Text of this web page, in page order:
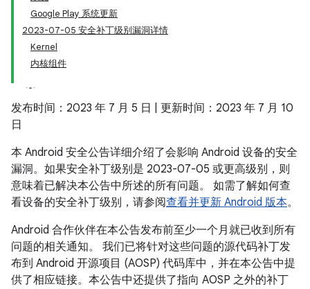
Google Play 系统更新
2023-07-05 安全补丁级别漏洞详情
Kernel
内核组件
发布时间：2023 年 7 月 5 日 | 更新时间：2023 年 7 月 10
日
本 Android 安全公告详细介绍了会影响 Android 设备的安全
漏洞。如果安全补丁级别是 2023-07-05 或更高级别，则
意味着已解决本公告中所述的所有问题。 如需了解如何查
看设备的安全补丁级别，请参阅查看并更新 Android 版本。
Android 合作伙伴在本公告发布前至少一个月就已收到所有
问题的相关通知。 我们已将针对这些问题的源代码补丁发
布到 Android 开源项目 (AOSP) 代码库中，并在本公告中提
供了相应链接。本公告中还提供了指向 AOSP 之外的补丁